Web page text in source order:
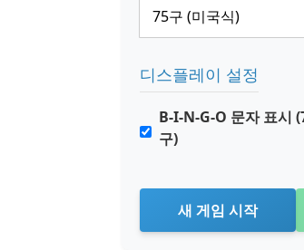
디스플레이 설정
B-I-N-G-O 문자 표시
구)
새 게임 시작